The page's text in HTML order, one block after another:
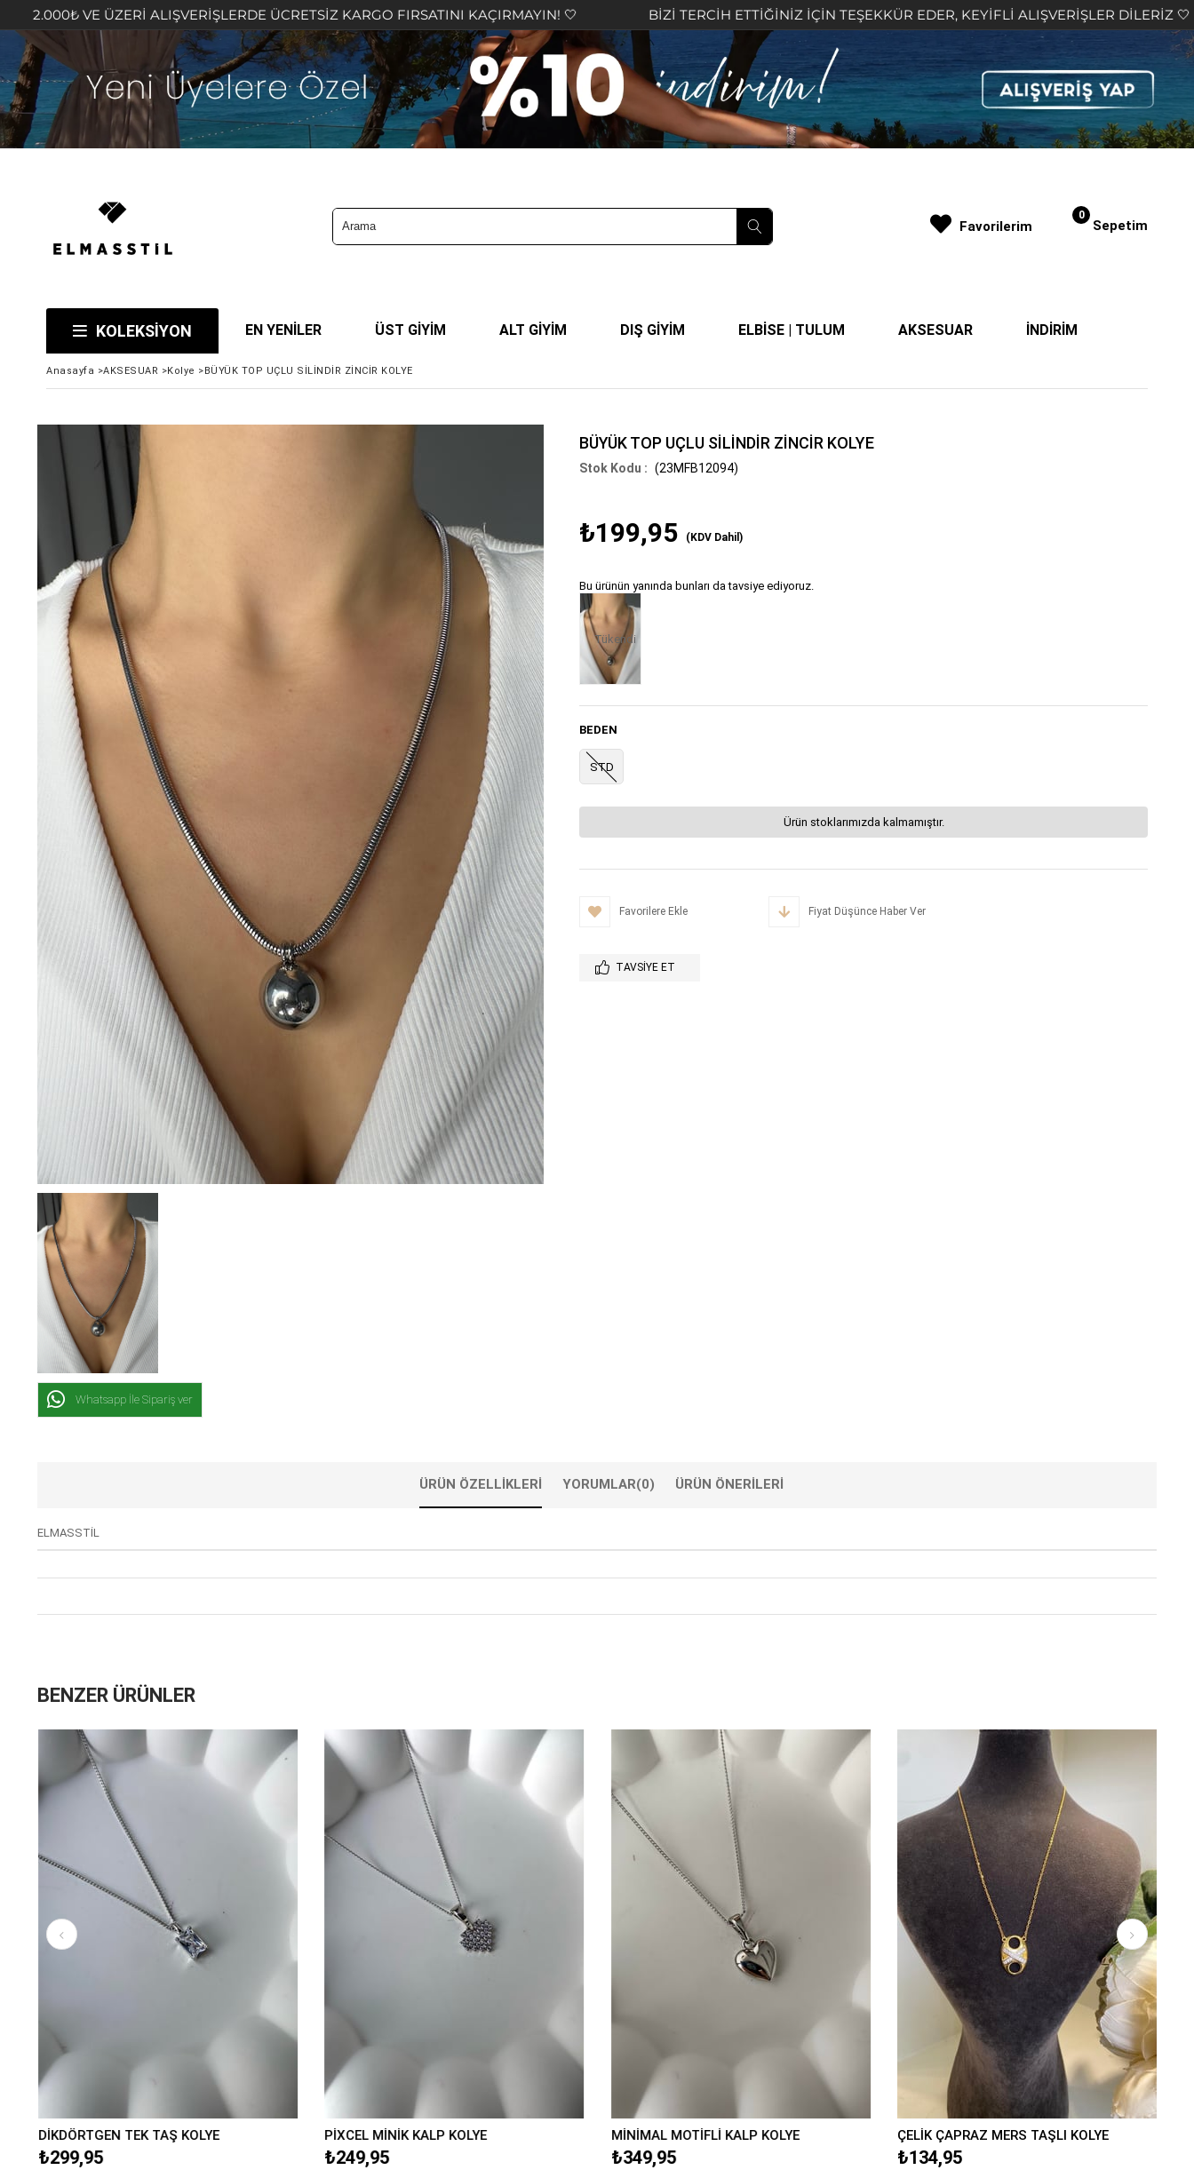
ALIŞVERİŞLERDE ÜCRETSİZ KARGO FIRSATINI KAÇIRMAYIN! 🤍 BİZİ TERCİH ETTİĞİNİZ İÇİN TEŞEKKÜR EDER, KEYİFLİ ALIŞVERİŞLER DİLERİZ 🤍
Sepetim
0
KOLEKSİYON EN YENİLER ÜST GİYİM ALT GİYİM DIŞ GİYİM ELBİSE | TULUM AKSESUAR İNDİRİM
Favorilerim
Anasayfa >AKSESUAR >Kolye >BÜYÜK TOP UÇLU SİLİNDİR ZİNCİR KOLYE
Whatsapp İle Sipariş ver
BÜYÜK TOP UÇLU SİLİNDİR ZİNCİR KOLYE
(23MFB12094)
₺199,95 (KDV Dahil)
Bu ürünün yanında bunları da tavsiye ediyoruz.
Tükendi
BEDEN
STD
Ürün stoklarımızda kalmamıştır.
Favorilere Ekle Fiyat Düşünce Haber Ver
TAVSIYE ET
ÜRÜN ÖZELLIKLERI YORUMLAR(0) ÜRÜN ÖNERILERI
ELMASSTİL
BENZER ÜRÜNLER
DİKDÖRTGEN TEK TAŞ KOLYE
₺299,95
PİXCEL MİNİK KALP KOLYE
₺249,95
MİNİMAL MOTİFLİ KALP KOLYE
₺349,95
ÇELİK ÇAPRAZ MERS TAŞLI KOLYE
₺134,95